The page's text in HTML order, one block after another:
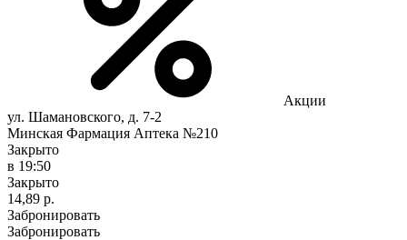
Акции
ул. Шамановского, д. 7-2
Минская Фармация Аптека №210
Закрыто
в 19:50
Закрыто
14,89 р.
Забронировать
Забронировать